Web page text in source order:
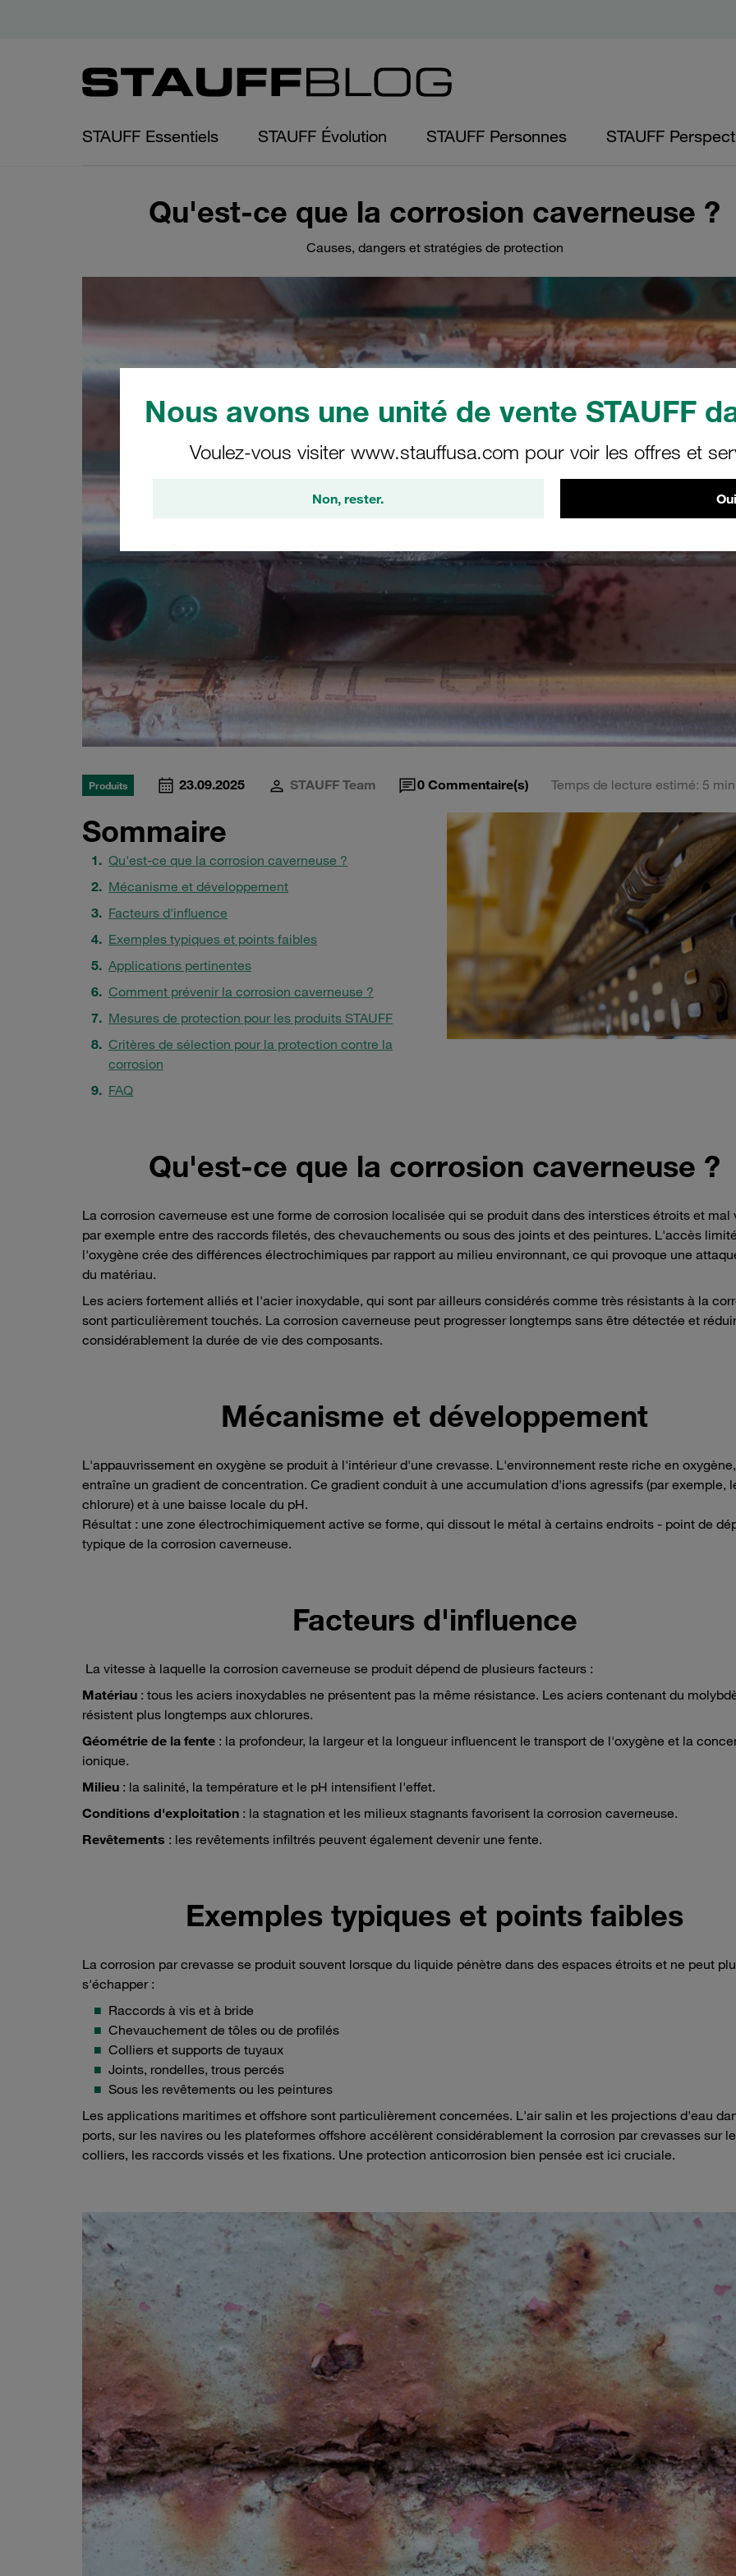
Nous avons une unité de vente STAUFF
Voulez-vous visiter www.stauffusa.com pour voir les offres et
Non, rester.
STAUFF Essentiels STAUFF Évolution STAUFF Personnes STAUFF
Qu'est-ce que la corrosion caverneuse ?
Causes, dangers et stratégies de protection
Produits 23.09.2025 STAUFF Team 0 Commentaire(s) Temps de lecture estimé: 5
Sommaire
Qu'est-ce que la corrosion caverneuse ?
Mécanisme et développement
Facteurs d'influence
Exemples typiques et points faibles
Applications pertinentes
Comment prévenir la corrosion caverneuse ?
Mesures de protection pour les produits STAUFF
Critères de sélection pour la protection contre la
corrosion
FAQ
Qu'est-ce que la corrosion caverneuse ?
La corrosion caverneuse est une forme de corrosion localisée qui se produit dans des interstices étroits et mal
par exemple entre des raccords filetés, des chevauchements ou sous des joints et des peintures. L'accès
l'oxygène crée des différences électrochimiques par rapport au milieu environnant, ce qui provoque une
du matériau.
Les aciers fortement alliés et l'acier inoxydable, qui sont par ailleurs considérés comme très résistants à la
sont particulièrement touchés. La corrosion caverneuse peut progresser longtemps sans être détectée et
considérablement la durée de vie des composants.
Mécanisme et développement
L'appauvrissement en oxygène se produit à l'intérieur d'une crevasse. L'environnement reste riche en
entraîne un gradient de concentration. Ce gradient conduit à une accumulation d'ions agressifs (par exemple,
chlorure) et à une baisse locale du pH.
Résultat : une zone électrochimiquement active se forme, qui dissout le métal à certains endroits - point de
typique de la corrosion caverneuse.
Facteurs d'influence
La vitesse à laquelle la corrosion caverneuse se produit dépend de plusieurs facteurs :
Matériau : tous les aciers inoxydables ne présentent pas la même résistance. Les aciers contenant du
résistent plus longtemps aux chlorures.
Géométrie de la fente : la profondeur, la largeur et la longueur influencent le transport de l'oxygène et la
ionique.
Milieu : la salinité, la température et le pH intensifient l'effet.
Conditions d'exploitation : la stagnation et les milieux stagnants favorisent la corrosion caverneuse.
Revêtements : les revêtements infiltrés peuvent également devenir une fente.
Exemples typiques et points faibles
La corrosion par crevasse se produit souvent lorsque du liquide pénètre dans des espaces étroits et ne peut
s'échapper :
Raccords à vis et à bride
Chevauchement de tôles ou de profilés
Colliers et supports de tuyaux
Joints, rondelles, trous percés
Sous les revêtements ou les peintures
Les applications maritimes et offshore sont particulièrement concernées. L'air salin et les projections d'eau
ports, sur les navires ou les plateformes offshore accélèrent considérablement la corrosion par crevasses sur
colliers, les raccords vissés et les fixations. Une protection anticorrosion bien pensée est ici cruciale.